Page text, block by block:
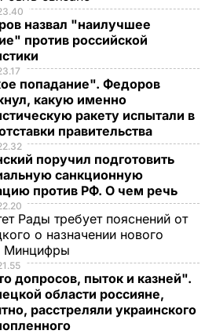
назвал "наилучшее
против российской
попадание". Федоров
какую именно
ракету испытали в
правительства
поручил подготовить
санкционную
против РФ. О чем речь
Рады требует пояснений от
о назначении нового
Минцифры
допросов, пыток и казней".
области россияне,
расстреляли украинского